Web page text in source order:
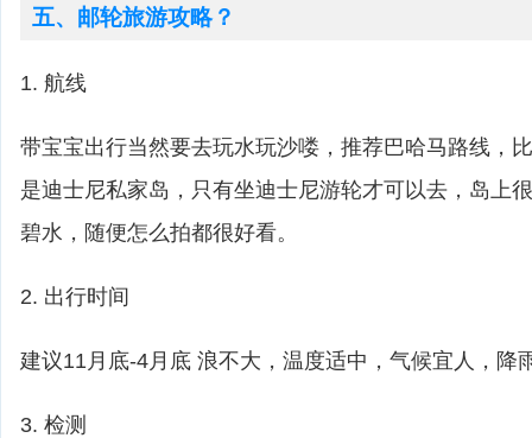
五、邮轮旅游攻略？
1. 航线
带宝宝出行当然要去玩水玩沙喽，推荐巴哈马路线，
是迪士尼私家岛，只有坐迪士尼游轮才可以去，岛上
碧水，随便怎么拍都很好看。
2. 出行时间
建议11月底-4月底 浪不大，温度适中，气候宜人，降
3. 检测